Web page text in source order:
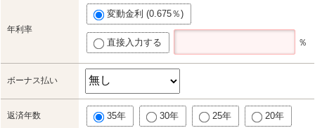
年利率
変動金利 (0.675％)
直接入力する ％
ボーナス払い
返済年数 35年 30年 25年 20年